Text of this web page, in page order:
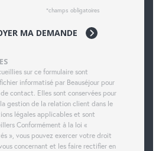
*champs obligatoires
MA DEMANDE
sur ce formulaire sont
informatisé par Beauséjour pour
contact. Elles sont conservées pour
gestion de la relation client dans le
légales applicables et sont
Conformément à la loi «
», vous pouvez exercer votre droit
concernant et les faire rectifier en